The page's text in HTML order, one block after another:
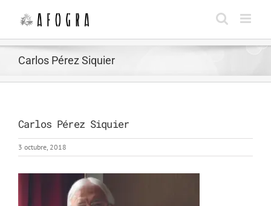
contenido
Carlos Pérez Siquier
Carlos Pérez Siquier
3 octubre, 2018